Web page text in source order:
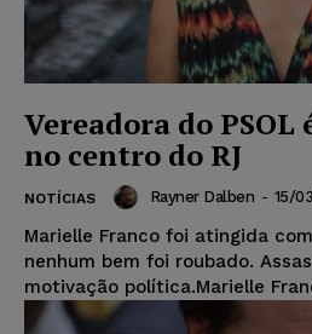
Vereadora do PSOL
no centro do RJ
NOTÍCIAS Rayner Dalben - 15/
Marielle Franco foi atingida
nenhum bem foi roubado.
motivação política.Marielle